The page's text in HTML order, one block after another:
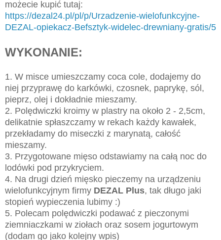
możecie kupić tutaj:
https://dezal24.pl/pl/p/Urzadzenie-wielofunkcyjne-
DEZAL-opiekacz-Befsztyk-widelec-drewniany-gratis/5
WYKONANIE:
1. W misce umieszczamy coca cole, dodajemy do
niej przyprawę do karkówki, czosnek, paprykę, sól,
pieprz, olej i dokładnie mieszamy.
2. Polędwiczki kroimy w plastry na około 2 - 2,5cm,
delikatnie spłaszczamy w rekach każdy kawałek,
przekładamy do miseczki z marynatą, całość
mieszamy.
3. Przygotowane mięso odstawiamy na całą noc do
lodówki pod przykryciem.
4. Na drugi dzień mięsko pieczemy na urządzeniu
wielofunkcyjnym firmy DEZAL Plus, tak długo jaki
stopień wypieczenia lubimy :)
5. Polecam polędwiczki podawać z pieczonymi
ziemniaczkami w ziołach oraz sosem jogurtowym
(dodam go jako kolejny wpis)